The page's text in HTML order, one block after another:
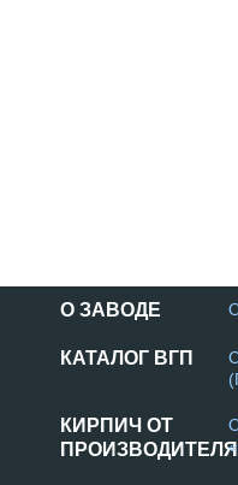
О ЗАВОДЕ
КАТАЛОГ ВГП
КИРПИЧ ОТ
ПРОИЗВОДИТЕЛЯ